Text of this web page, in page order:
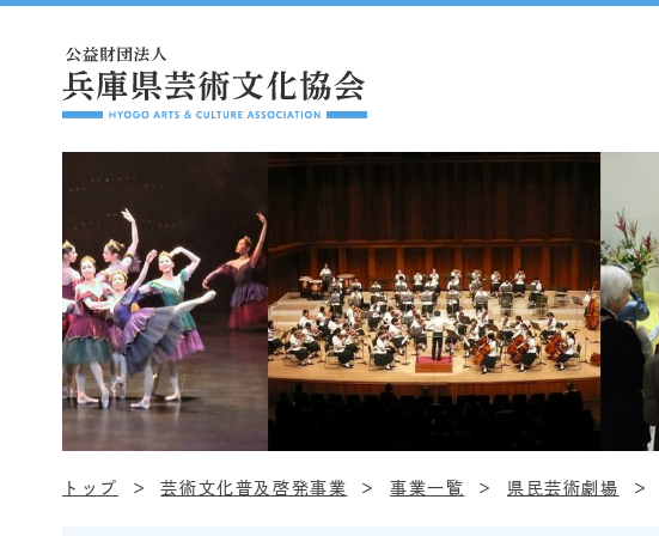
トップ 芸術文化普及啓発事業 事業一覧 県民芸術劇場